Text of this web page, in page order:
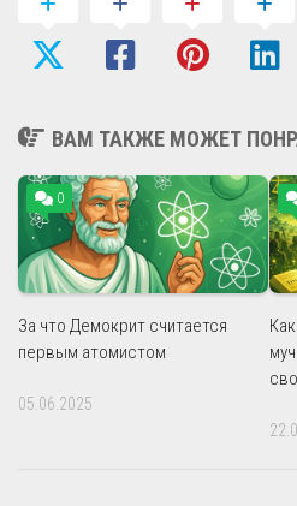
ВАМ ТАКЖЕ МОЖЕТ
0
За что Демокрит считается
первым атомистом
05.06.2025